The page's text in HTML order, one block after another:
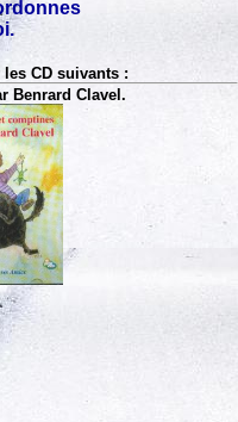
CD suivants :
Benrard Clavel.